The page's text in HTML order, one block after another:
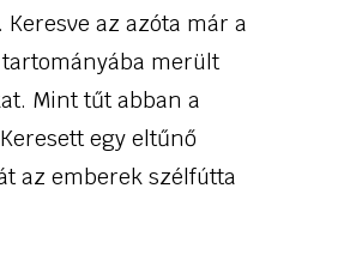
az azóta már a
merült
Mint tűt abban a
egy eltűnő
az emberek szélfútta